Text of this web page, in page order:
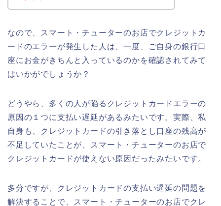
なので、スマート・チューターのお店でクレジットカ
ードのエラーが発生した人は、一度、ご自身の銀行口
座にお金がきちんと入っているのかを確認されてみて
はいかがでしょうか？
どうやら、多くの人が陥るクレジットカードエラーの
原因の１つに支払い遅延があるみたいです。実際、私
自身も、クレジットカードの引き落とし口座の残高が
不足していたことが、スマート・チューターのお店で
クレジットカードが使えない原因だったみたいです。
多分ですが、クレジットカードの支払い遅延の問題を
解決することで、スマート・チューターのお店でクレ